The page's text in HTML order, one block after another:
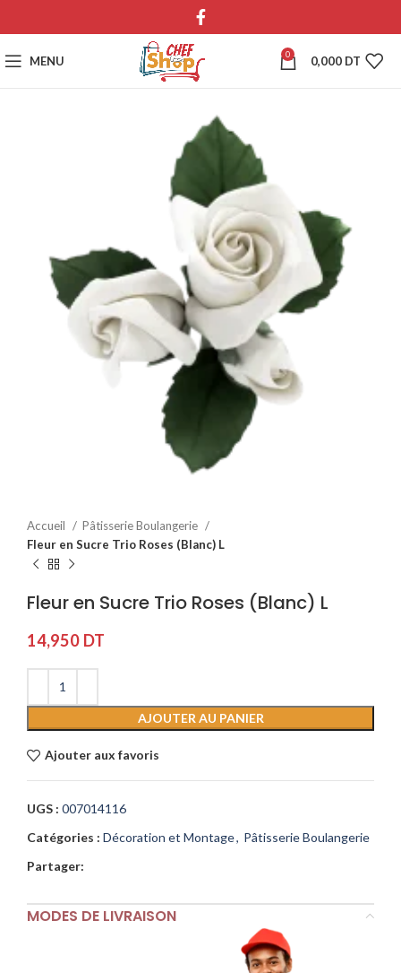
MENU 0 0,000 DT
Accueil
Pâtisserie Boulangerie
Fleur en Sucre Trio Roses (Blanc) L
Fleur en Sucre Trio Roses (Blanc) L
14,950 DT
AJOUTER AU PANIER
Ajouter aux favoris
UGS : 007014116
Catégories : Décoration et Montage, Pâtisserie Boulangerie
Partager:
MODES DE LIVRAISON